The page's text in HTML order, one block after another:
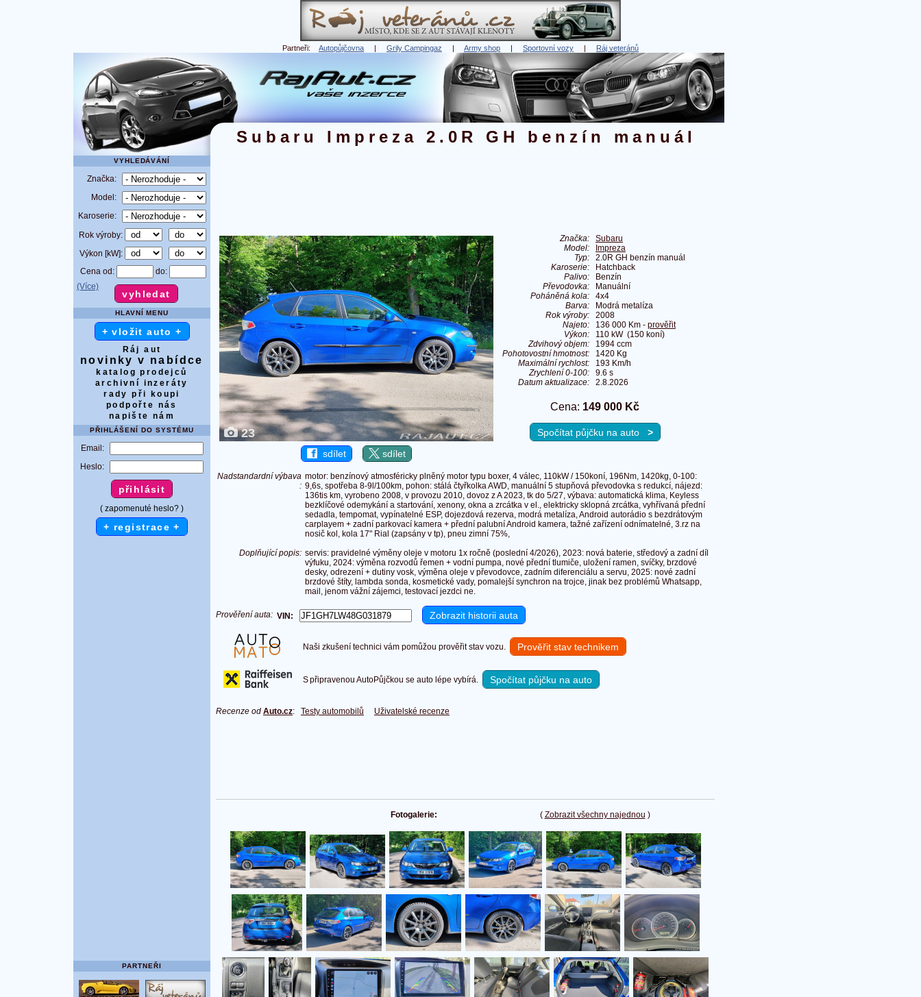
Partneři: Autopůjčovna | Grily Campingaz | Army shop | Sportovní vozy | Ráj veteránů
Subaru Impreza 2.0R GH benzín manuál
VYHLEDÁVÁNÍ
Značka:
Model:
Karoserie:
Rok výroby:
Výkon [kW]:
Cena od:
do:
(Více)
HLAVNÍ MENU
+ vložit auto +
Ráj aut
novinky v nabídce
katalog prodejců
archivní inzeráty
rady při koupi
podpořte nás
napište nám
PŘIHLÁŠENÍ DO SYSTÉMU
Email:
Heslo:
( zapomenuté heslo? )
+ registrace +
PARTNEŘI
23
sdílet sdílet
Značka:
Subaru
Model:
Impreza
Typ:
2.0R GH benzín manuál
Karoserie:
Hatchback
Palivo:
Benzín
Převodovka:
Manuální
Poháněná kola:
4x4
Barva:
Modrá metalíza
Rok výroby:
2008
Najeto:
136 000 Km - prověřit
Výkon:
110 kW (150 koní)
Zdvihový objem:
1994 ccm
Pohotovostní hmotnost:
1420 Kg
Maximální rychlost:
193 Km/h
Zrychlení 0-100:
9.6 s
Datum aktualizace:
2.8.2026
Cena: 149 000 Kč
Spočítat půjčku na auto >
Nadstandardní výbava
:
motor: benzínový atmosféricky plněný motor typu boxer, 4 válec, 110kW / 150koní, 196Nm, 1420kg, 0-100:
9,6s, spotřeba 8-9l/100km, pohon: stálá čtyřkolka AWD, manuální 5 stupňová převodovka s redukcí, nájezd:
136tis km, vyrobeno 2008, v provozu 2010, dovoz z A 2023, tk do 5/27, výbava: automatická klima, Keyless
bezklíčové odemykání a startování, xenony, okna a zrcátka v el., elektricky sklopná zrcátka, vyhřívaná přední
sedadla, tempomat, vypínatelné ESP, dojezdová rezerva, modrá metalíza, Android autorádio s bezdrátovým
carplayem + zadní parkovací kamera + přední palubní Android kamera, tažné zařízení odnímatelné, 3.rz na
nosič kol, kola 17" Rial (zapsány v tp), pneu zimní 75%,
Doplňující popis: servis: pravidelné výměny oleje v motoru 1x ročně (poslední 4/2026), 2023: nová baterie, středový a zadní díl
výfuku, 2024: výměna rozvodů řemen + vodní pumpa, nové přední tlumiče, uložení ramen, svíčky, brzdové
desky, odrezení + dutiny vosk, výměna oleje v převodovce, zadním diferenciálu a servu, 2025: nové zadní
brzdové štíty, lambda sonda, kosmetické vady, pomalejší synchron na trojce, jinak bez problémů Whatsapp,
mail, jenom vážní zájemci, testovací jezdci ne.
Prověření auta: VIN:
Naši zkušení technici vám pomůžou prověřit stav vozu. Prověřit stav technikem
S připravenou AutoPůjčkou se auto lépe vybírá. Spočítat půjčku na auto
Recenze od Auto.cz: Testy automobilů Uživatelské recenze
( Zobrazit všechny najednou )
Fotogalerie: